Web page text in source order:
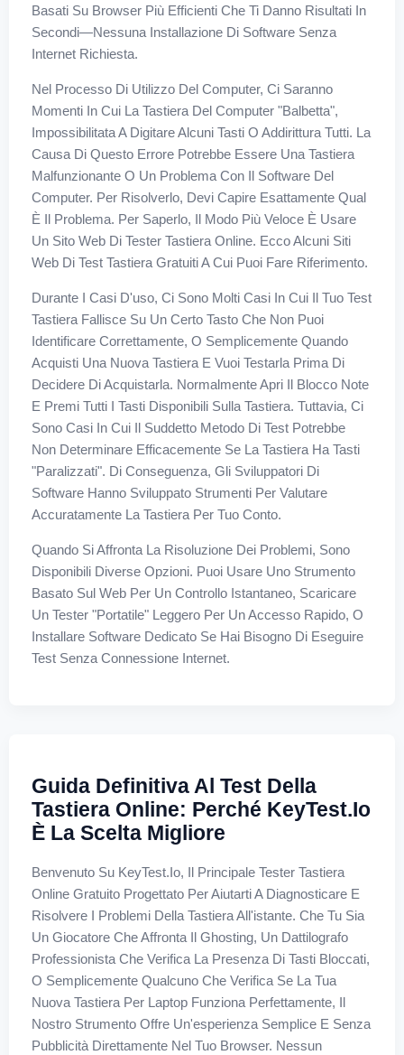
Basati Su Browser Più Efficienti Che Ti Danno Risultati In
Secondi—Nessuna Installazione Di Software Senza
Internet Richiesta.
Nel Processo Di Utilizzo Del Computer, Ci Saranno
Momenti In Cui La Tastiera Del Computer "balbetta",
Impossibilitata A Digitare Alcuni Tasti O Addirittura Tutti. La
Causa Di Questo Errore Potrebbe Essere Una Tastiera
Malfunzionante O Un Problema Con Il Software Del
Computer. Per Risolverlo, Devi Capire Esattamente Qual
È Il Problema. Per Saperlo, Il Modo Più Veloce È Usare
Un Sito Web Di Tester Tastiera Online. Ecco Alcuni Siti
Web Di Test Tastiera Gratuiti A Cui Puoi Fare Riferimento.
Durante I Casi D'uso, Ci Sono Molti Casi In Cui Il Tuo Test
Tastiera Fallisce Su Un Certo Tasto Che Non Puoi
Identificare Correttamente, O Semplicemente Quando
Acquisti Una Nuova Tastiera E Vuoi Testarla Prima Di
Decidere Di Acquistarla. Normalmente Apri Il Blocco Note
E Premi Tutti I Tasti Disponibili Sulla Tastiera. Tuttavia, Ci
Sono Casi In Cui Il Suddetto Metodo Di Test Potrebbe
Non Determinare Efficacemente Se La Tastiera Ha Tasti
"paralizzati". Di Conseguenza, Gli Sviluppatori Di
Software Hanno Sviluppato Strumenti Per Valutare
Accuratamente La Tastiera Per Tuo Conto.
Quando Si Affronta La Risoluzione Dei Problemi, Sono
Disponibili Diverse Opzioni. Puoi Usare Uno Strumento
Basato Sul Web Per Un Controllo Istantaneo, Scaricare
Un Tester "portatile" Leggero Per Un Accesso Rapido, O
Installare Software Dedicato Se Hai Bisogno Di Eseguire
Test Senza Connessione Internet.
Guida Definitiva Al Test Della
Tastiera Online: Perché KeyTest.io
È La Scelta Migliore
Benvenuto Su KeyTest.io, Il Principale Tester Tastiera
Online Gratuito Progettato Per Aiutarti A Diagnosticare E
Risolvere I Problemi Della Tastiera All'istante. Che Tu Sia
Un Giocatore Che Affronta Il Ghosting, Un Dattilografo
Professionista Che Verifica La Presenza Di Tasti Bloccati,
O Semplicemente Qualcuno Che Verifica Se La Tua
Nuova Tastiera Per Laptop Funziona Perfettamente, Il
Nostro Strumento Offre Un'esperienza Semplice E Senza
Pubblicità Direttamente Nel Tuo Browser. Nessun